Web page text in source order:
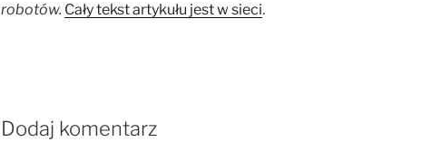
robotów. Cały tekst artykułu jest w sieci.
Dodaj komentarz